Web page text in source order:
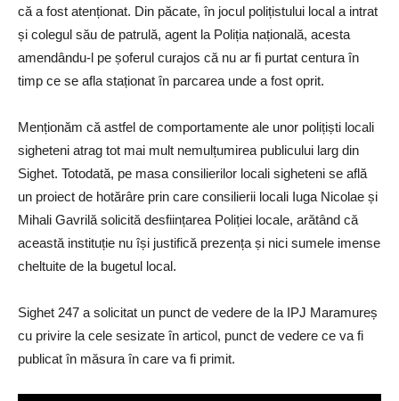
că a fost atenționat. Din păcate, în jocul polițistului local a intrat
și colegul său de patrulă, agent la Poliția națională, acesta
amendându-l pe șoferul curajos că nu ar fi purtat centura în
timp ce se afla staționat în parcarea unde a fost oprit.
Menționăm că astfel de comportamente ale unor polițiști locali
sigheteni atrag tot mai mult nemulțumirea publicului larg din
Sighet. Totodată, pe masa consilierilor locali sigheteni se află
un proiect de hotărâre prin care consilierii locali Iuga Nicolae și
Mihali Gavrilă solicită desființarea Poliției locale, arătând că
această instituție nu își justifică prezența și nici sumele imense
cheltuite de la bugetul local.
Sighet 247 a solicitat un punct de vedere de la IPJ Maramureș
cu privire la cele sesizate în articol, punct de vedere ce va fi
publicat în măsura în care va fi primit.